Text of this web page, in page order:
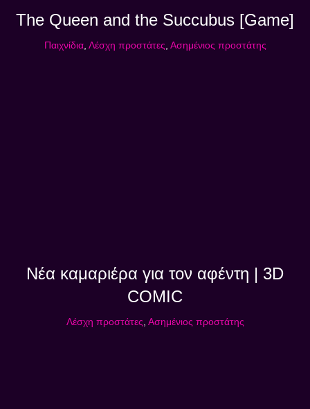
The Queen and the Succubus [Game]
Παιχνίδια, Λέσχη προστάτες Ασημένιος προστάτης
Νέα καμαριέρα για τον αφέντη | 3D
COMIC
Λέσχη προστάτες Ασημένιος προστάτης